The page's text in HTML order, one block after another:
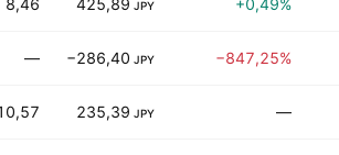
8,46 425,89 JPY +0,49%
— −286,40 JPY −847,25%
235,39 JPY —